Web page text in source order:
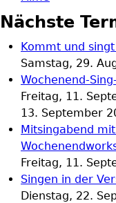
Nächste
Kommt und
Samstag, 29.
Wochenend-
Freitag, 11.
13. September
Mitsingabend
Freitag, 11.
Singen in der
Dienstag, 22.